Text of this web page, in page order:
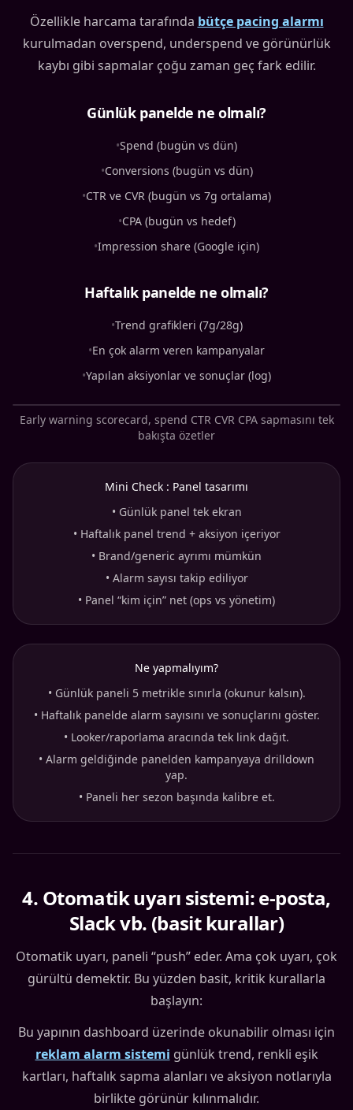
Özellikle harcama tarafında bütçe pacing alarmı
kurulmadan overspend, underspend ve görünürlük
kaybı gibi sapmalar çoğu zaman geç fark edilir.
Günlük panelde ne olmalı?
•Spend (bugün vs dün)
•Conversions (bugün vs dün)
•CTR ve CVR (bugün vs 7g ortalama)
•CPA (bugün vs hedef)
•Impression share (Google için)
Haftalık panelde ne olmalı?
•Trend grafikleri (7g/28g)
•En çok alarm veren kampanyalar
•Yapılan aksiyonlar ve sonuçlar (log)
Early warning scorecard, spend CTR CVR CPA sapmasını tek
bakışta özetler
Mini Check : Panel tasarımı
• Günlük panel tek ekran
• Haftalık panel trend + aksiyon içeriyor
• Brand/generic ayrımı mümkün
• Alarm sayısı takip ediliyor
• Panel “kim için” net (ops vs yönetim)
Ne yapmalıyım?
• Günlük paneli 5 metrikle sınırla (okunur kalsın).
• Haftalık panelde alarm sayısını ve sonuçlarını göster.
• Looker/raporlama aracında tek link dağıt.
• Alarm geldiğinde panelden kampanyaya drilldown
yap.
• Paneli her sezon başında kalibre et.
4. Otomatik uyarı sistemi: e-posta,
Slack vb. (basit kurallar)
Otomatik uyarı, paneli “push” eder. Ama çok uyarı, çok
gürültü demektir. Bu yüzden basit, kritik kurallarla
başlayın:
Bu yapının dashboard üzerinde okunabilir olması için
reklam alarm sistemi günlük trend, renkli eşik
kartları, haftalık sapma alanları ve aksiyon notlarıyla
birlikte görünür kılınmalıdır.